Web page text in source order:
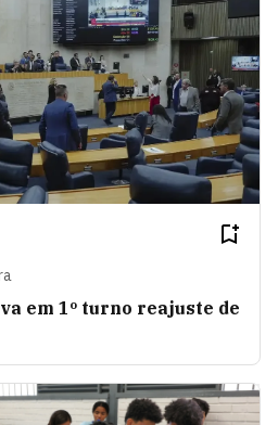
em 1º turno reajuste de